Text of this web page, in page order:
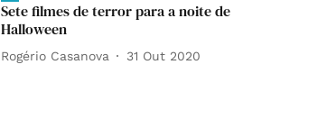
Sete filmes de terror para a noite de
Halloween
Rogério Casanova 31 Out 2020